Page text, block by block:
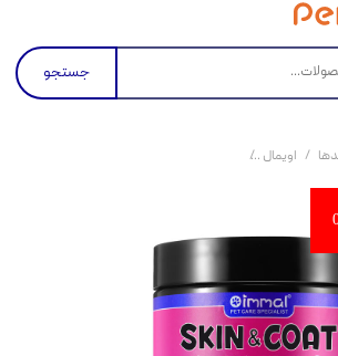
جستجو
اویمال